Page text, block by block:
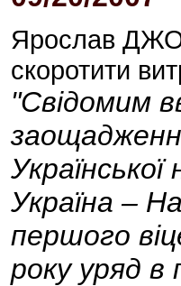
Ярослав
скоротити
"Свідомим
Україна –
першого
року уряд в